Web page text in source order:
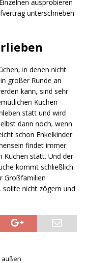
ausprobieren
unterschrieben
in denen nicht
großer Runde an
kann, sind sehr
Küchen
statt und wird
dann noch, wenn
schon Enkelkinder
findet immer
Küchen statt. Und der
kommt schließlich
Großfamilien
sollte nicht zögern und